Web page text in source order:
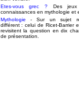
Etes-vous grec ?Des jeux
connaissances en mythologie et
Mythologie - Sur un sujet
différent : celui de Ricet-Barrier
revisitent la question en dix
de présentation.